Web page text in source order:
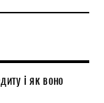
і як воно